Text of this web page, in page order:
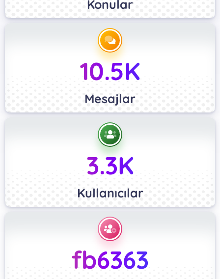
Konular
10.5K
Mesajlar
3.3K
Kullanıcılar
fb6363